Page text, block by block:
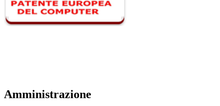
Amministrazione